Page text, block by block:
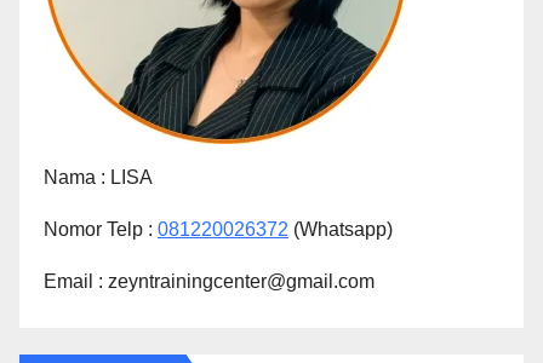
Nama : LISA
Nomor Telp : 081220026372 (Whatsapp)
Email : zeyntrainingcenter@gmail.com